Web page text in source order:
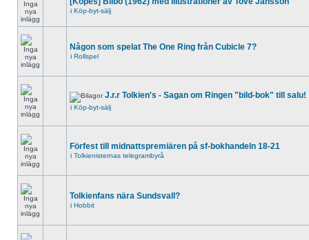
i Köp-byt-sälj
Någon som spelat The One Ring från Cubicle 7?
i Rollspel
J.r.r Tolkien's - Sagan om Ringen "bild-bok" till salu!
i Köp-byt-sälj
Förfest till midnattspremiären på sf-bokhandeln 18-21
i Tolkienisternas telegrambyrå
Tolkienfans nära Sundsvall?
i Hobbit